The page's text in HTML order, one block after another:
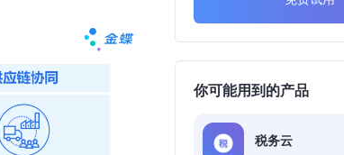
你可能用到的产品
税务云